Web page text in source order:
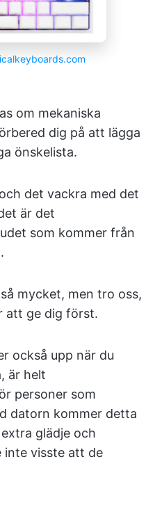
om mekaniska
dig på att lägga
önskelista.
det vackra med det
är det
som kommer från
mycket, men tro oss,
att ge dig först.
också upp när du
är helt
personer som
datorn kommer detta
glädje och
inte visste att de